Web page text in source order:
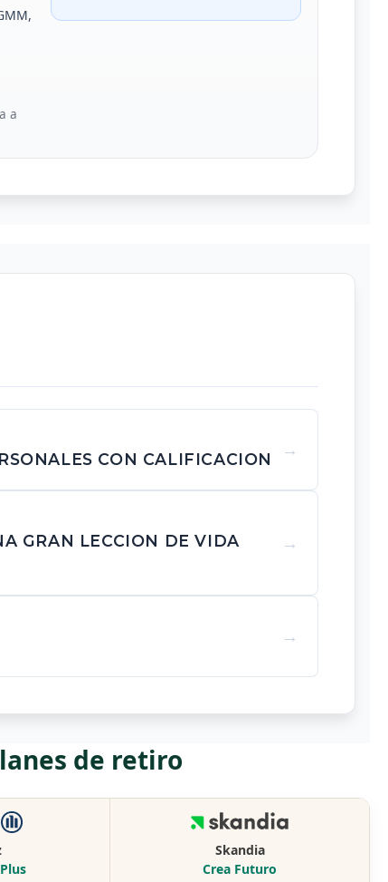
a
CON CALIFICACION
GRAN LECCION DE VIDA
de retiro
Skandia
Crea Futuro